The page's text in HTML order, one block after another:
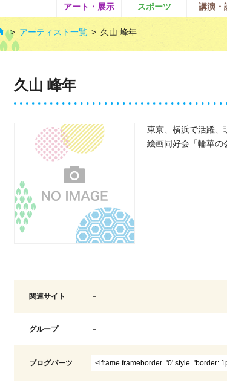
アート・展示 スポーツ 講演・
アーティスト一覧 久山 峰年
久山 峰年
東京、横浜で活躍、
絵画同好会「輪華の
関連サイト －
グループ －
ブログパーツ